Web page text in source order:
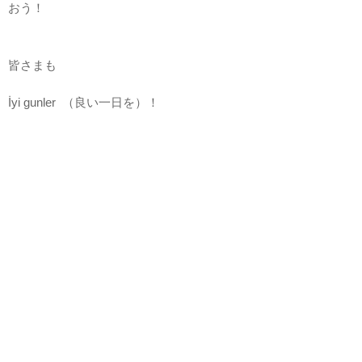
おう！
皆さまも
İyi gunler （良い一日を）！